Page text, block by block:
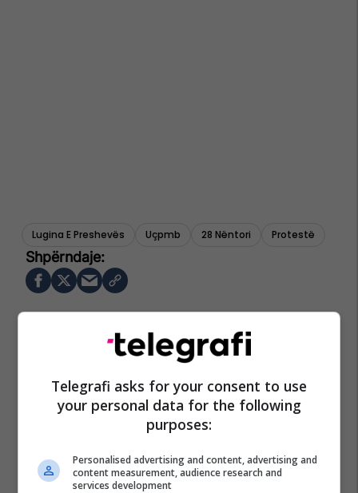
Lugina E Preshevës Uçpmb 28 Nëntori Protestë
Telegrafi asks for your consent to use
your personal data for the following
purposes:
Personalised advertising and content, advertising and
content measurement, audience research and
services development